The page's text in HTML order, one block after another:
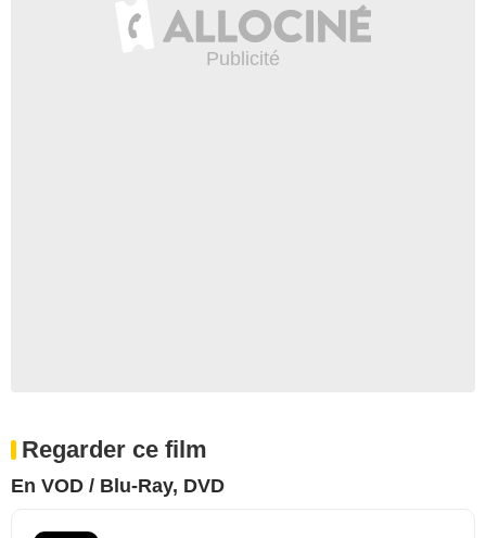
Regarder ce film
En VOD / Blu-Ray, DVD